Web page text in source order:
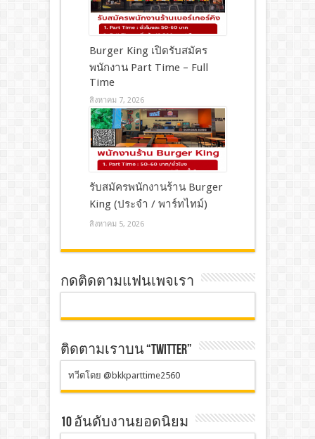
Burger King เปิดรับสมัคร
พนักงาน Part Time – Full
Time
สิงหาคม 7, 2026
รับสมัครพนักงานร้าน Burger
King (ประจำ / พาร์ทไทม์)
สิงหาคม 5, 2026
กดติดตามแฟนเพจเรา
ติดตามเราบน “TWITTER”
ทวีตโดย @bkkparttime2560
10 อันดับงานยอดนิยม